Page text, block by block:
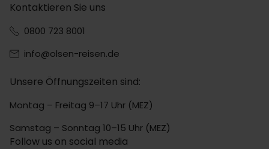
Kontaktieren Sie uns
0800 723 8001
info@olsen-reisen.de
Unsere Öffnungszeiten sind:
Montag – Freitag 9–17 Uhr (MEZ)
Samstag – Sonntag 10–15 Uhr (MEZ)
Follow us on social media